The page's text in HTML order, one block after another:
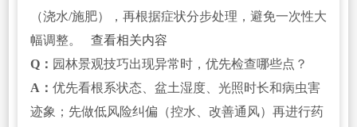
（浇水/施肥），再根据症状分步处理，避免一次性大
幅调整。
查看相关内容
Q： 园林景观技巧出现异常时，优先检查哪些点？
A： 优先看根系状态、盆土湿度、光照时长和病虫害
迹象；先做低风险纠偏（控水、改善通风）再进行药